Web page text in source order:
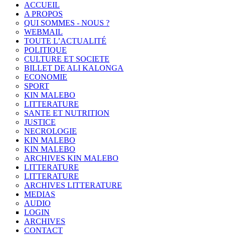
ACCUEIL
A PROPOS
QUI SOMMES - NOUS ?
WEBMAIL
TOUTE L’ACTUALITÉ
POLITIQUE
CULTURE ET SOCIETE
BILLET DE ALI KALONGA
ECONOMIE
SPORT
KIN MALEBO
LITTERATURE
SANTE ET NUTRITION
JUSTICE
NECROLOGIE
KIN MALEBO
KIN MALEBO
ARCHIVES KIN MALEBO
LITTERATURE
LITTERATURE
ARCHIVES LITTERATURE
MEDIAS
AUDIO
LOGIN
ARCHIVES
CONTACT